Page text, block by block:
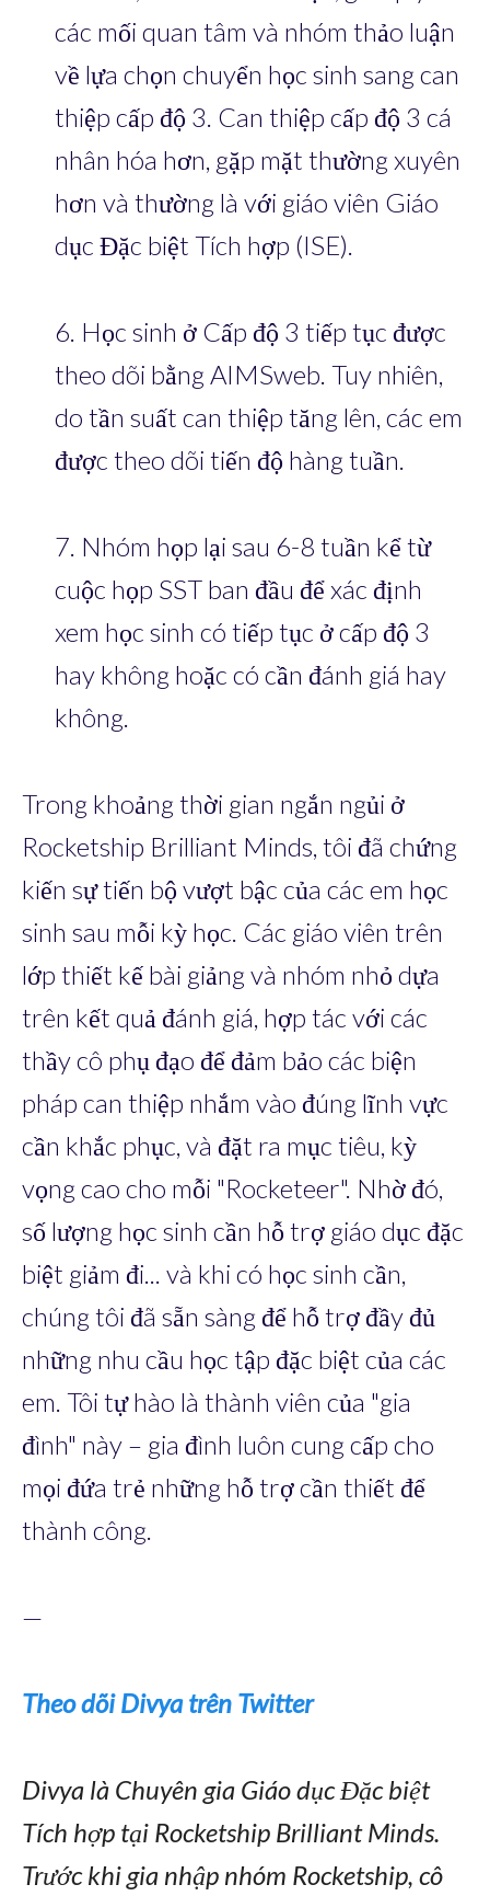
các mối quan tâm và nhóm thảo luận
về lựa chọn chuyển học sinh sang can
thiệp cấp độ 3. Can thiệp cấp độ 3 cá
nhân hóa hơn, gặp mặt thường xuyên
hơn và thường là với giáo viên Giáo
dục Đặc biệt Tích hợp (ISE).
6. Học sinh ở Cấp độ 3 tiếp tục được
theo dõi bằng AIMSweb. Tuy nhiên,
do tần suất can thiệp tăng lên, các em
được theo dõi tiến độ hàng tuần.
7. Nhóm họp lại sau 6-8 tuần kể từ
cuộc họp SST ban đầu để xác định
xem học sinh có tiếp tục ở cấp độ 3
hay không hoặc có cần đánh giá hay
không.
Trong khoảng thời gian ngắn ngủi ở
Rocketship Brilliant Minds, tôi đã chứng
kiến sự tiến bộ vượt bậc của các em học
sinh sau mỗi kỳ học. Các giáo viên trên
lớp thiết kế bài giảng và nhóm nhỏ dựa
trên kết quả đánh giá, hợp tác với các
thầy cô phụ đạo để đảm bảo các biện
pháp can thiệp nhắm vào đúng lĩnh vực
cần khắc phục, và đặt ra mục tiêu, kỳ
vọng cao cho mỗi "Rocketeer". Nhờ đó,
số lượng học sinh cần hỗ trợ giáo dục đặc
biệt giảm đi... và khi có học sinh cần,
chúng tôi đã sẵn sàng để hỗ trợ đầy đủ
những nhu cầu học tập đặc biệt của các
em. Tôi tự hào là thành viên của "gia
đình" này – gia đình luôn cung cấp cho
mọi đứa trẻ những hỗ trợ cần thiết để
thành công.
—
Theo dõi Divya trên Twitter
Divya là Chuyên gia Giáo dục Đặc biệt
Tích hợp tại Rocketship Brilliant Minds.
Trước khi gia nhập nhóm Rocketship, cô